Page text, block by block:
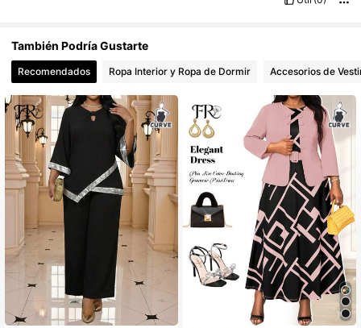
4,70 83K Seguidores
4,70 83K Seguidores
También Podría Gustarte
Recomendados Ropa Interior y Ropa de Dormir Accesorios de